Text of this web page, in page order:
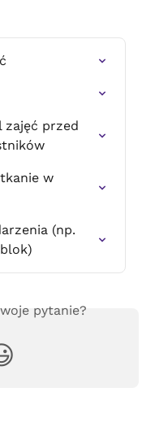
zajęć przed
w
(np.
pytanie?